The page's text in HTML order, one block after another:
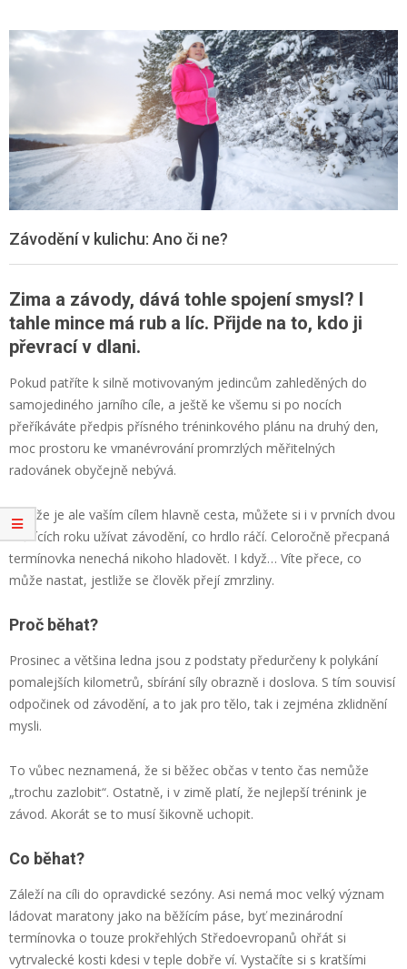
Závodění v kulichu: Ano či ne?
Zima a závody, dává tohle spojení smysl? I
tahle mince má rub a líc. Přijde na to, kdo ji
převrací v dlani.
Pokud patříte k silně motivovaným jedincům zahleděných do
samojediného jarního cíle, a ještě ke všemu si po nocích
přeříkáváte předpis přísného tréninkového plánu na druhý den,
moc prostoru ke vmanévrování promrzlých měřitelných
radovánek obyčejně nebývá.
Jestliže je ale vaším cílem hlavně cesta, můžete si i v prvních dvou
měsících roku užívat závodění, co hrdlo ráčí. Celoročně přecpaná
termínovka nenechá nikoho hladovět. I když… Víte přece, co
může nastat, jestliže se člověk přejí zmrzliny.
Proč běhat?
Prosinec a většina ledna jsou z podstaty předurčeny k polykání
pomalejších kilometrů, sbírání síly obrazně i doslova. S tím souvisí
odpočinek od závodění, a to jak pro tělo, tak i zejména zklidnění
mysli.
To vůbec neznamená, že si běžec občas v tento čas nemůže
„trochu zazlobit“. Ostatně, i v zimě platí, že nejlepší trénink je
závod. Akorát se to musí šikovně uchopit.
Co běhat?
Záleží na cíli do opravdické sezóny. Asi nemá moc velký význam
ládovat maratony jako na běžícím páse, byť mezinárodní
termínovka o touze prokřehlých Středoevropanů ohřát si
vytrvalecké kosti kdesi v teple dobře ví. Vystačíte si s kratšími